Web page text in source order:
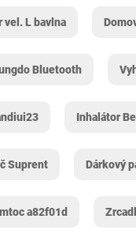
vel. L bavlna
Bluetooth
Inhalátor
Suprent Dárkový
a82f01d